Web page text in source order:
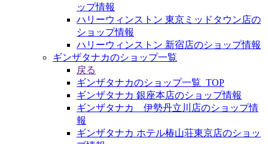
ップ情報
ハリーウィンストン 東京ミッドタウン店の
ショップ情報
ハリーウィンストン 新宿店のショップ情報
ギンザタナカのショップ一覧
戻る
ギンザタナカのショップ一覧_TOP
ギンザタナカ 銀座本店のショップ情報
ギンザタナカ 伊勢丹立川店のショップ情
報
ギンザタナカ ホテル椿山荘東京店のショッ